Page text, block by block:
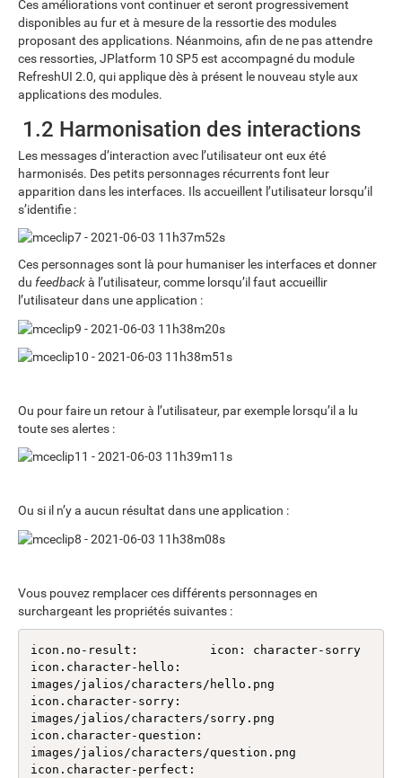
Ces améliorations vont continuer et seront progressivement
disponibles au fur et à mesure de la ressortie des modules
proposant des applications. Néanmoins, afin de ne pas attendre
ces ressorties, JPlatform 10 SP5 est accompagné du module
RefreshUI 2.0, qui applique dès à présent le nouveau style aux
applications des modules.
1.2 Harmonisation des interactions
Les messages d’interaction avec l’utilisateur ont eux été
harmonisés. Des petits personnages récurrents font leur
apparition dans les interfaces. Ils accueillent l’utilisateur lorsqu’il
s’identifie :
Ces personnages sont là pour humaniser les interfaces et donner
du feedbackà l’utilisateur, comme lorsqu’il faut accueillir
l’utilisateur dans une application :
Ou pour faire un retour à l’utilisateur, par exemple lorsqu’il a lu
toute ses alertes :
Ou si il n’y a aucun résultat dans une application :
Vous pouvez remplacer ces différents personnages en
surchargeant les propriétés suivantes :
icon.no-result:          icon: character-sorry
icon.character-hello:
images/jalios/characters/hello.png
icon.character-sorry:
images/jalios/characters/sorry.png
icon.character-question:
images/jalios/characters/question.png
icon.character-perfect: